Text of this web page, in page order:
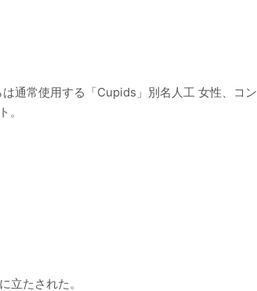
通常使用する「Cupids」別名人工 女性、コン
。
立たされた。